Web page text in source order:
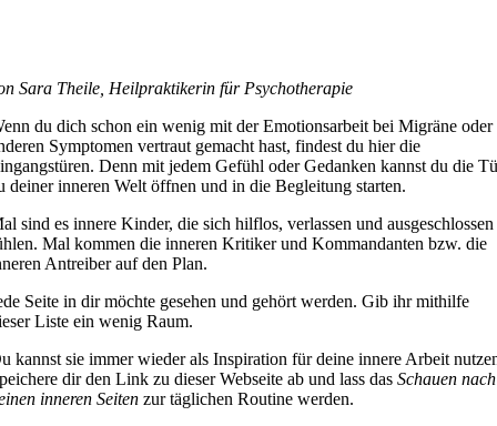
Sara Theile, Heilpraktikerin für Psychotherapie
du dich schon ein wenig mit der Emotionsarbeit bei Migräne oder
Symptomen vertraut gemacht hast, findest du hier die
Denn mit jedem Gefühl oder Gedanken kannst du die
deiner inneren Welt öffnen und in die Begleitung starten.
sind es innere Kinder, die sich hilflos, verlassen und ausgeschlossen
Mal kommen die inneren Kritiker und Kommandanten bzw. die
Antreiber auf den Plan.
Seite in dir möchte gesehen und gehört werden. Gib ihr mithilfe
Liste ein wenig Raum.
kannst sie immer wieder als Inspiration für deine innere Arbeit
dir den Link zu dieser Webseite ab und lass dasSchauen nach
inneren Seiten zur täglichen Routine werden.